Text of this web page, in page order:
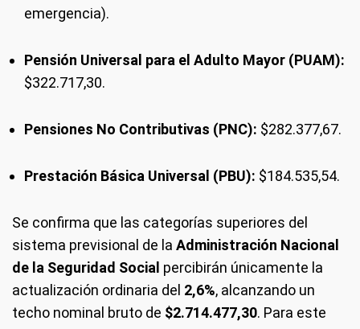
emergencia).
Pensión Universal para el Adulto Mayor (PUAM):
$322.717,30.
Pensiones No Contributivas (PNC): $282.377,67.
Prestación Básica Universal (PBU): $184.535,54.
Se confirma que las categorías superiores del
sistema previsional de la Administración Nacional
de la Seguridad Social percibirán únicamente la
actualización ordinaria del 2,6%, alcanzando un
techo nominal bruto de $2.714.477,30. Para este